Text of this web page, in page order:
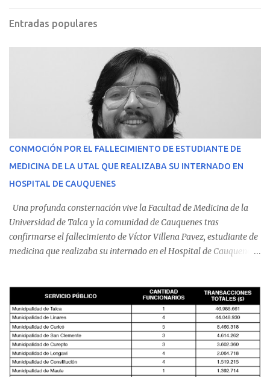
Entradas populares
CONMOCIÓN POR EL FALLECIMIENTO DE ESTUDIANTE DE
MEDICINA DE LA UTAL QUE REALIZABA SU INTERNADO EN
HOSPITAL DE CAUQUENES
Una profunda consternación vive la Facultad de Medicina de la
Universidad de Talca y la comunidad de Cauquenes tras
confirmarse el fallecimiento de Víctor Villena Pavez, estudiante de
medicina que realizaba su internado en el Hospital de Cauquenes.
malestares físicos. Dada la complejidad de su estado de salud, el
equipo médico determinó su traslado de urgencia al Hospital
Regional de Talca y dado la urgencia la ambulancia partió hacia
Talca con escolta de Carabineros. En medio del traslado, el
estudiante de medicina de 25 años, se agravó y pese a los esfuerzos
del personal de emergencia terminó falleciendo, sin alcanzar a